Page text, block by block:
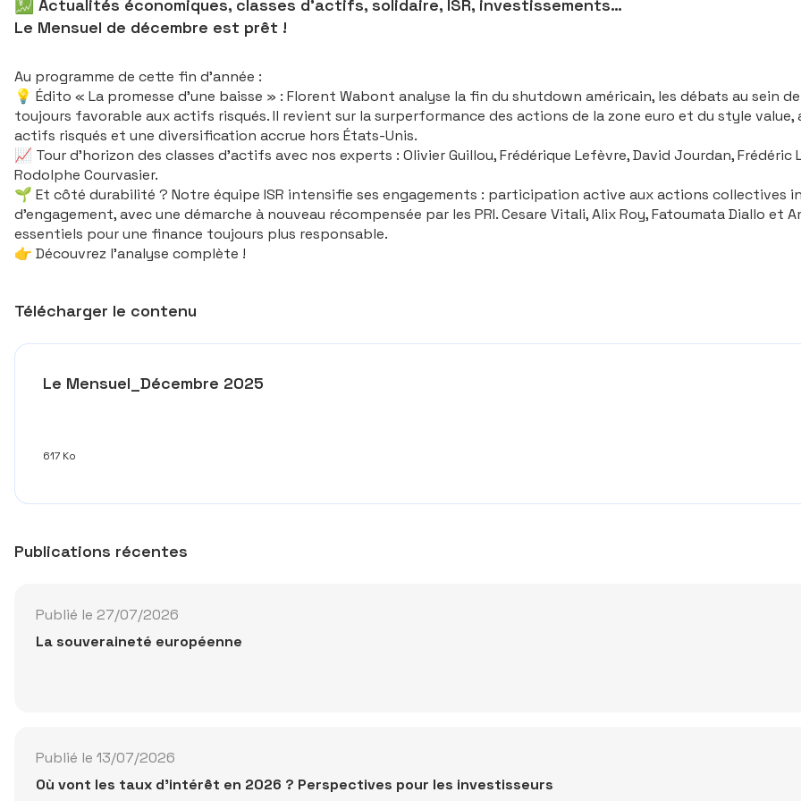
💹 Actualités économiques, classes d'actifs, solidaire, ISR, investissements…
Le Mensuel de décembre est prêt !
Au programme de cette fin d’année :
💡 Édito « La promesse d’une baisse » : Florent Wabont analyse la fin du shutdown américain, les débats au sein
toujours favorable aux actifs risqués. Il revient sur la surperformance des actions de la zone euro et du style
actifs risqués et une diversification accrue hors États-Unis.
📈 Tour d’horizon des classes d’actifs avec nos experts : Olivier Guillou, Frédérique Lefèvre, David Jourdan, Frédéric
Rodolphe Courvasier.
🌱 Et côté durabilité ? Notre équipe ISR intensifie ses engagements : participation active aux actions collectives
d’engagement, avec une démarche à nouveau récompensée par les PRI. Cesare Vitali, Alix Roy, Fatoumata Diallo
essentiels pour une finance toujours plus responsable.
👉 Découvrez l’analyse complète !
Télécharger le contenu
Le Mensuel_Décembre 2025
617 Ko
Publications récentes
Publié le 27/07/2026
La souveraineté européenne
Publié le 13/07/2026
Où vont les taux d'intérêt en 2026 ? Perspectives pour les investisseurs